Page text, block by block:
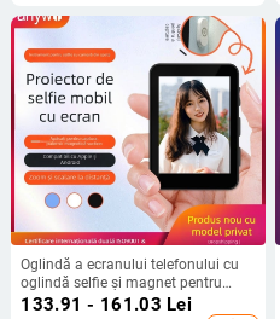
Oglindă a ecranului telefonului cu
oglindă selfie și magnet pentru
selfie pe spate; Bluetooth 5.4, ABS,
133.91 - 161.03 Lei